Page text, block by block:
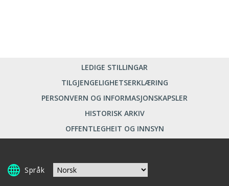
LEDIGE STILLINGAR
TILGJENGELIGHETSERKLÆRING
PERSONVERN OG INFORMASJONSKAPSLER
HISTORISK ARKIV
OFFENTLEGHEIT OG INNSYN
Språk